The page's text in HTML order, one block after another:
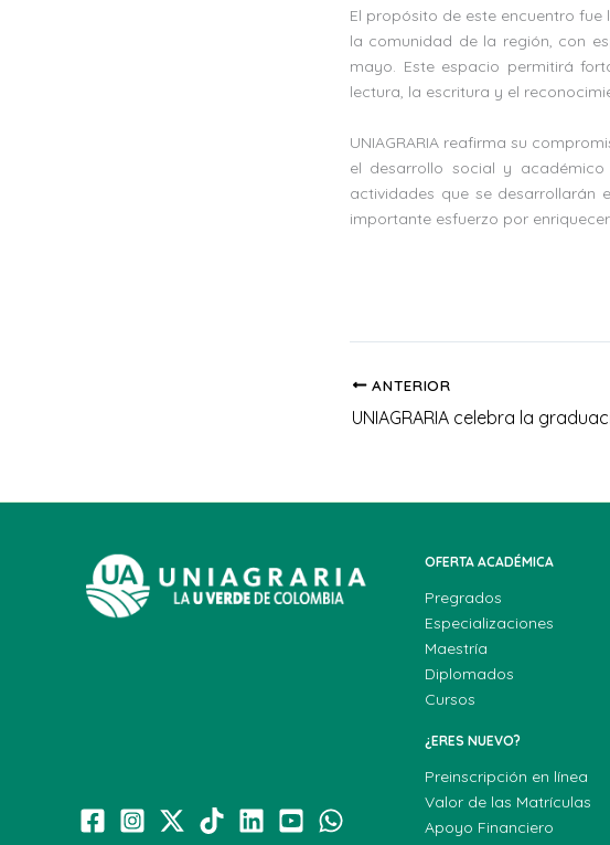
El propósito de este encuentro
la comunidad de la región, con
mayo. Este espacio permitirá
lectura, la escritura y el
UNIAGRARIA reafirma su
el desarrollo social y
actividades que se desarrollarán
importante esfuerzo por
ANTERIOR
OFERTA ACADÉMICA
Pregrados
Especializaciones
Maestría
Diplomados
Cursos
¿ERES NUEVO?
Preinscripción en línea
Valor de las Matrículas
Apoyo Financiero